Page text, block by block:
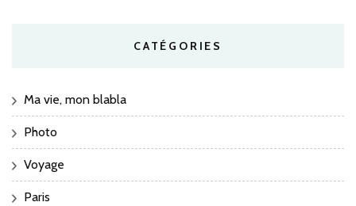
CATÉGORIES
Ma vie, mon blabla
Photo
Voyage
Paris